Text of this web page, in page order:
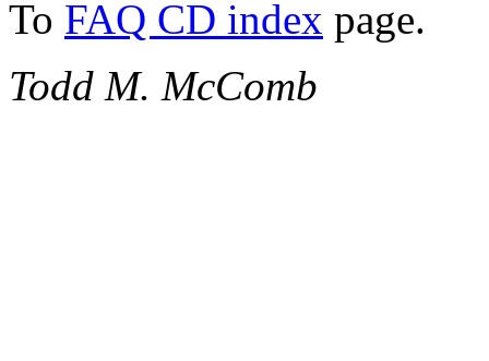
To FAQ CD index page.
Todd M. McComb